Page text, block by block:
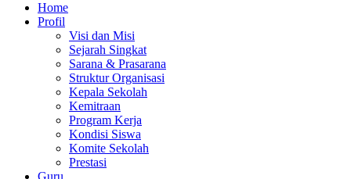
Home
Profil
Visi dan Misi
Sejarah Singkat
Sarana & Prasarana
Struktur Organisasi
Kepala Sekolah
Kemitraan
Program Kerja
Kondisi Siswa
Komite Sekolah
Prestasi
Guru